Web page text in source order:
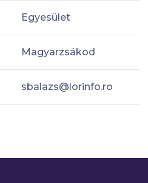
Egyesület
Magyarzsákod
sbalazs@lorinfo.ro